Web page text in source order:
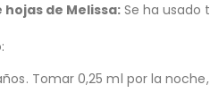
de Melissa: Se ha usado
Tomar 0,25 ml por la